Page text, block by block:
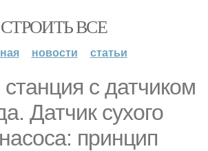
СТРОИТЬ ВСЕ
новости статьи
с датчиком
Датчик сухого
принцип